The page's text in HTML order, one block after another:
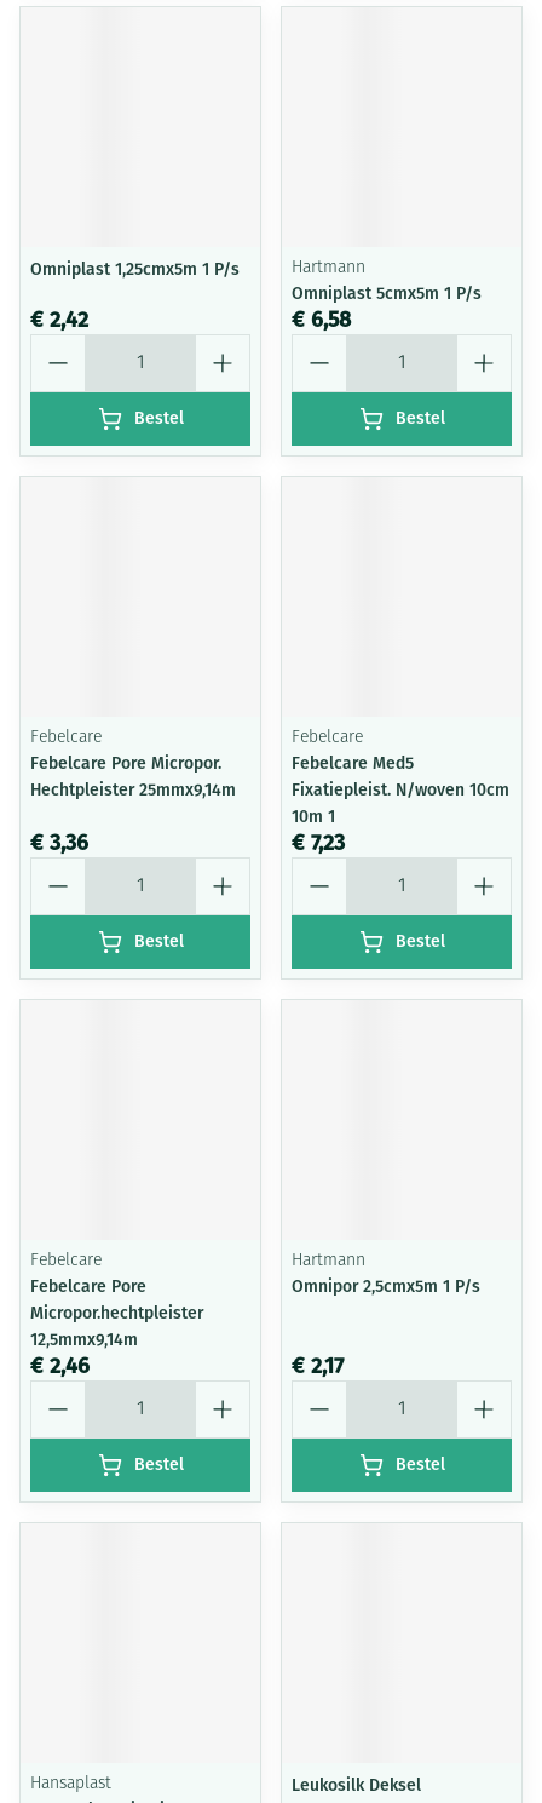
Omniplast 1,25cmx5m 1 P/s
€ 2,42
Bestel
Hartmann
Omniplast 5cmx5m 1 P/s
€ 6,58
Bestel
Febelcare
Febelcare Pore Micropor.
Hechtpleister 25mmx9,14m
€ 3,36
Bestel
Febelcare
Febelcare Med5
Fixatiepleist. N/woven 10cm
10m 1
€ 7,23
Bestel
Febelcare
Febelcare Pore
Micropor.hechtpleister
12,5mmx9,14m
€ 2,46
Bestel
Hartmann
Omnipor 2,5cmx5m 1 P/s
€ 2,17
Bestel
Hansaplast
Leukosilk Deksel